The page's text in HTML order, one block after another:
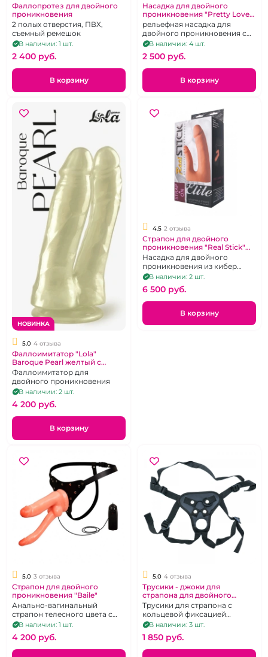
Фаллопротез для двойного
проникновения
2 полых отверстия, ПВХ,
съемный ремешок
В наличии: 1 шт.
2 400 pуб.
В корзину
Насадка для двойного
проникновения "Pretty Love"
Dillion
рельефная насадка для
двойного проникновения с
подхватом для мошонки,
гибкая, черная
В наличии: 4 шт.
2 500 pуб.
В корзину
НОВИНКА
5.0 4 отзыва
Фаллоимитатор "Lola"
Baroque Pearl желтый с
перлумутром для двойного
проникновения
Фаллоимитатор для
двойного проникновения
В наличии: 2 шт.
4 200 pуб.
В корзину
4.5 2 отзыва
Страпон для двойного
проникновения "Real Stick"
Насадка и трусики со
штырьком
Насадка для двойного
проникновения из кибер
кожи
В наличии: 2 шт.
6 500 pуб.
В корзину
5.0 3 отзыва
Страпон для двойного
проникновения "Baile"
Анально-вагинальный
страпон телесного цвета с
вибрацией
В наличии: 1 шт.
4 200 pуб.
5.0 4 отзыва
Трусики - джоки для
страпона для двойного
проникновения
Трусики для страпона с
кольцевой фиксацией
насадки и дополнительным
отверстием для члена.
В наличии: 3 шт.
1 850 pуб.